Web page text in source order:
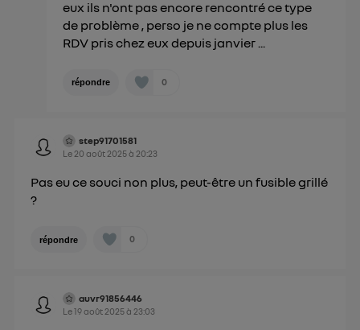
eux ils n'ont pas encore rencontré ce type
de problème , perso je ne compte plus les
RDV pris chez eux depuis janvier ...
répondre 0
step91701581
Le 20 août 2025à 20:23
Pas eu ce souci non plus, peut-être un fusible grillé
?
répondre 0
auvr91856446
Le19 août 2025à 23:03